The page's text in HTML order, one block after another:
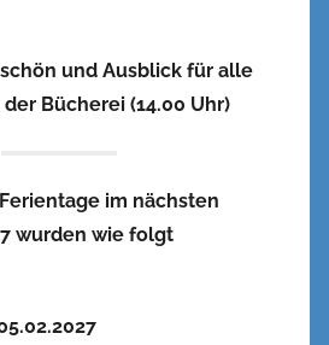
und Ausblick für alle
Bücherei (14.00 Uhr)
im nächsten
wurden wie folgt